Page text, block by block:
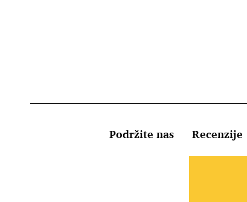
Podržite nas Recenzije